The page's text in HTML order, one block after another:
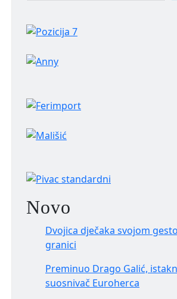
Novo
Dvojica dječaka svojom
granici
Preminuo Drago Galić,
suosnivač Euroherca